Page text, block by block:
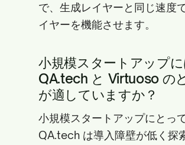
で、生成レイヤーと同じ速度
イヤーを機能させます。
小規模スタートアップに
QA.tech と Virtuoso の
が適していますか？
小規模スタートアップにとって
QA.tech は導入障壁が低く探